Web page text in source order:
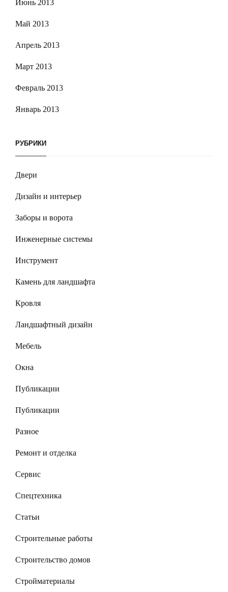
Июнь 2013
Май 2013
Апрель 2013
Март 2013
Февраль 2013
Январь 2013
РУБРИКИ
Двери
Дизайн и интерьер
Заборы и ворота
Инженерные системы
Инструмент
Камень для ландшафта
Кровля
Ландшафтный дизайн
Мебель
Окна
Публикации
Публикации
Разное
Ремонт и отделка
Сервис
Спецтехника
Статьи
Строительные работы
Строительство домов
Стройматериалы